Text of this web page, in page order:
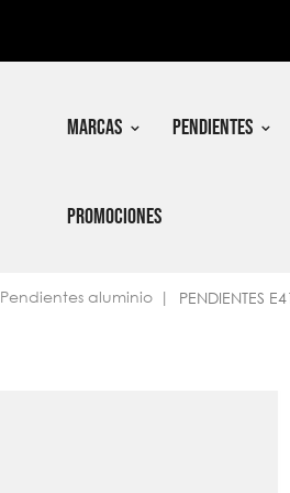
MARCAS PENDIENTES
PROMOCIONES
Pendientes aluminio PENDIENTES